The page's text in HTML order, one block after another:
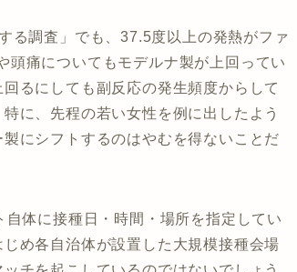
る調査」でも、37.5度以上の発熱がファ
痛についてもモデルナ製が上回ってい
るにしても副反応の発生頻度からして
に、先程の若い女性を例に出したよう
にシフトするのはやむを得ないことだ
体に接種日・時間・場所を指定してい
め各自治体が設置した大規模接種会場